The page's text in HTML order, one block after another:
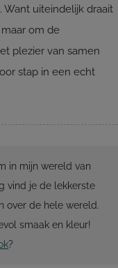
Want uiteindelijk draait
om de
plezier van samen
stap in een echt
in mijn wereld van
vind je de lekkerste
over de hele wereld.
smaak en kleur!
?